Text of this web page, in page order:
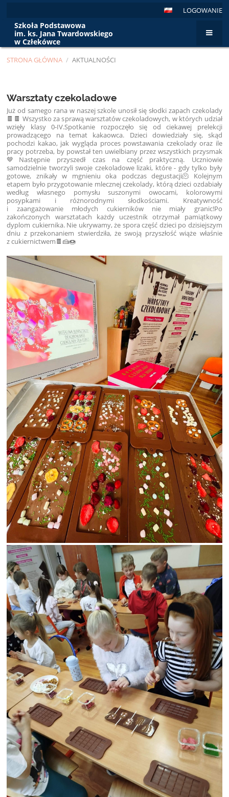
LOGOWANIE
Szkoła Podstawowa
im. ks. Jana Twardowskiego
w Człekówce
STRONA GŁÓWNA / AKTUALNOŚCI
Warsztaty czekoladowe
Już od samego rana w naszej szkole unosił się słodki zapach czekolady
🍫🍫 Wszystko za sprawą warsztatów czekoladowych, w których udział
wzięły klasy 0-IV.Spotkanie rozpoczęło się od ciekawej prelekcji
prowadzącego na temat kakaowca. Dzieci dowiedziały się, skąd
pochodzi kakao, jak wygląda proces powstawania czekolady oraz ile
pracy potrzeba, by powstał ten uwielbiany przez wszystkich przysmak
🤎Następnie przyszedł czas na część praktyczną. Uczniowie
samodzielnie tworzyli swoje czekoladowe lizaki, które - gdy tylko były
gotowe, znikały w mgnieniu oka podczas degustacji🫠 Kolejnym
etapem było przygotowanie mlecznej czekolady, którą dzieci ozdabiały
według własnego pomysłu suszonymi owocami, kolorowymi
posypkami i różnorodnymi słodkościami. Kreatywność
i zaangażowanie młodych cukierników nie miały granic!Po
zakończonych warsztatach każdy uczestnik otrzymał pamiątkowy
dyplom cukiernika. Nie ukrywamy, że spora część dzieci po dzisiejszym
dniu z przekonaniem stwierdziła, że swoją przyszłość wiąże właśnie
z cukiernictwem🍫🍰🍩